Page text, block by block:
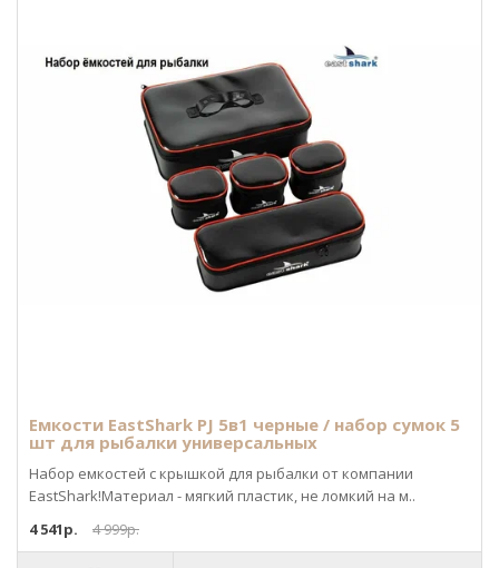
Емкости EastShark PJ 5в1 черные / набор сумок 5
шт для рыбалки универсальных
Набор емкостей с крышкой для рыбалки от компании
EastShark!Материал - мягкий пластик, не ломкий на м..
4 541р.
4 999р.